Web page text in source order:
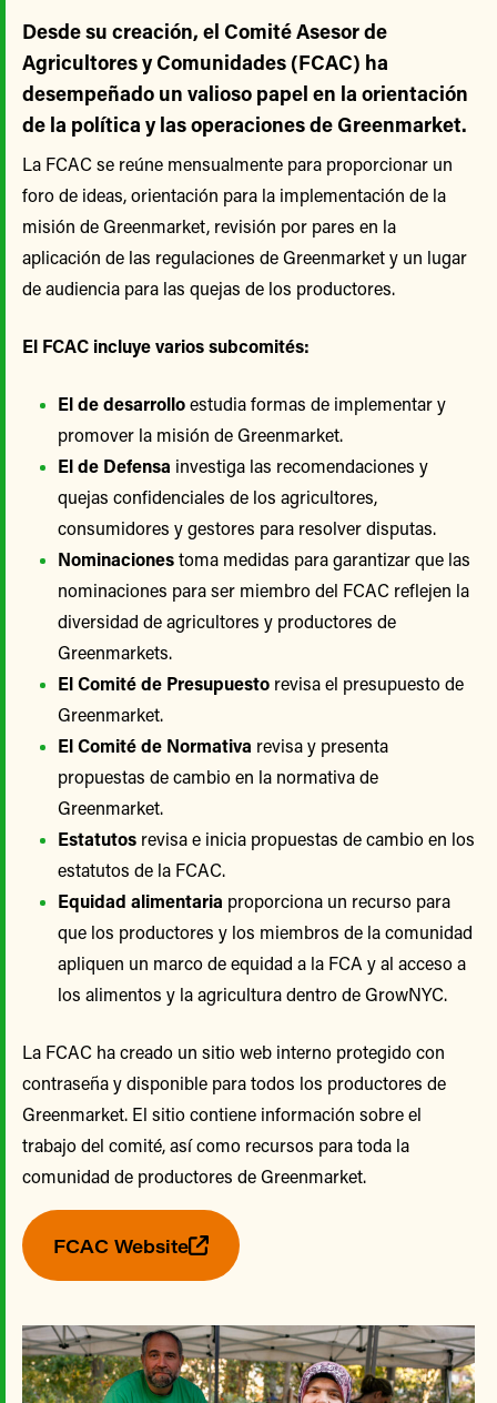
Desde su creación, el Comité Asesor de
Agricultores y Comunidades (FCAC) ha
desempeñado un valioso papel en la orientación
de la política y las operaciones de Greenmarket.
La FCAC se reúne mensualmente para proporcionar un
foro de ideas, orientación para la implementación de la
misión de Greenmarket, revisión por pares en la
aplicación de las regulaciones de Greenmarket y un lugar
de audiencia para las quejas de los productores.
El FCAC incluye varios subcomités:
El de desarrolloestudia formas de implementar y
promover la misión de Greenmarket.
El de Defensa investiga las recomendaciones y
quejas confidenciales de los agricultores,
consumidores y gestores para resolver disputas.
Nominacionestoma medidas para garantizar que las
nominaciones para ser miembro del FCAC reflejen la
diversidad de agricultores y productores de
Greenmarkets.
El Comité de Presupuesto revisa el presupuesto de
Greenmarket.
El Comité de Normativa revisa y presenta
propuestas de cambio en la normativa de
Greenmarket.
Estatutos revisa e inicia propuestas de cambio en los
estatutos de la FCAC.
Equidad alimentaria proporciona un recurso para
que los productores y los miembros de la comunidad
apliquen un marco de equidad a la FCA y al acceso a
los alimentos y la agricultura dentro de GrowNYC.
La FCAC ha creado un sitio web interno protegido con
contraseña y disponible para todos los productores de
Greenmarket. El sitio contiene información sobre el
trabajo del comité, así como recursos para toda la
comunidad de productores de Greenmarket.
FCAC Website